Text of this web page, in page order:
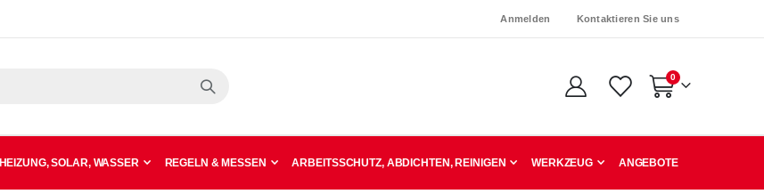
Anmelden Kontaktieren Sie uns
Warenkorb
0Artikel
HEIZUNG, SOLAR, WASSER REGELN & MESSEN ARBEITSSCHUTZ, ABDICHTEN, REINIGEN WERKZEUG ANGEBOTE